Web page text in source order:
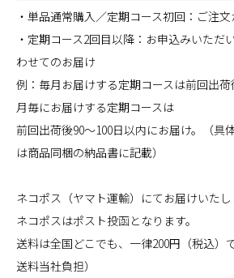
・単品通常購入／定期コース初回：ご注
・定期コース2回目以降：お申込みいただ
わせてのお届け
例：毎月お届けする定期コースは前回出荷
月毎にお届けする定期コースは
前回出荷後90～100日以内にお届け。（具
は商品同梱の納品書に記載）
ネコポス（ヤマト運輸）にてお届けいたし
ネコポスはポスト投函となります。
送料は全国どこでも、一律200円（税込）
送料当社負担）